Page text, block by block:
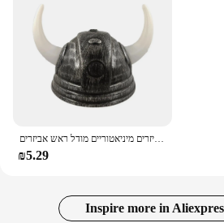
₪5.29
Inspire more in